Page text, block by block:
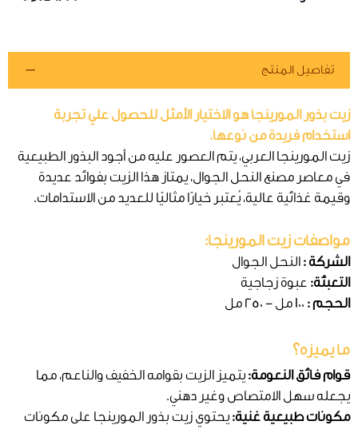
تفاصيل المنتج
زيت بذور المورينجا هو الاختيار الأمثل للحصول علي تجربة
استخدام فريدة من نوعها.
زيت المورينجا العربي، يتم العصور عليه من أجود البذور الطبيعية
في معاصر مصنع النحل الجوال، يمتاز هذا الزيت بفوائد عديدة
وقيمة غذائية عالية، يُعتبر خيارًا مثاليًا للعديد من الاستدامات.
مواصفات زيت المورينجا:
الشركة : النحل الجوال
التعبئة: عبوة زجاجية
الحجم : 100 مل - 250 مل
ما يميزه؟
قوام فائق النعومة: يتميز الزيت بقوامه الخفيف والناعم، مما
يجعله سهل الامتصاص وغير دهني.
مكونات طبيعية غنية: يحتوي زيت بذور المورينجا على مكونات